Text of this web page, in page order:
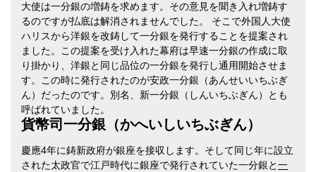
大使は一分銀の増鋳を求めます。その意見を聞き入れ増鋳す
るのですが払底は解消されませんでした。 そこで外国人大使
ハリスから洋銀を改鋳して一分銀を発行することを提案され
ました。この提案を受け入れた幕府は早速一分銀の作成に取
り掛かり、洋銀と同じ品位の一分銀を発行し通用開始させま
す。この時に発行されたのが安政一分銀（あんせいいちぶぎ
ん）だったのです。別名、新一分銀（しんいちぶぎん）とも
呼ばれていました。
貨幣司一分銀（かへいしいちぶぎん）
慶應4年に鋳新政府が銀座を接収します。そして同じ年に設立
された太政官で江戸時代に銀座で発行されていた一分銀と一